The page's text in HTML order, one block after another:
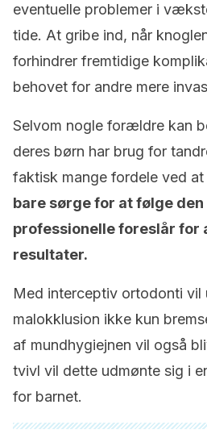
eventuelle problemer i
tide. At gribe ind, når
forhindrer fremtidige
behovet for andre mere
Selvom nogle forældre kan
deres børn har brug for
faktisk mange fordele ved at
bare sørge for at følge den
professionelle foreslår for
resultater.
Med interceptiv ortodonti vil
malokklusion ikke kun
af mundhygiejnen vil også
tvivl vil dette udmønte sig i
for barnet.